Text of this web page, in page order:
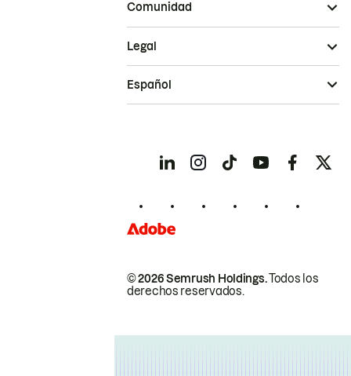
Comunidad
© 2026 Semrush Holdings.Todos los
derechos reservados.
Legal
Español